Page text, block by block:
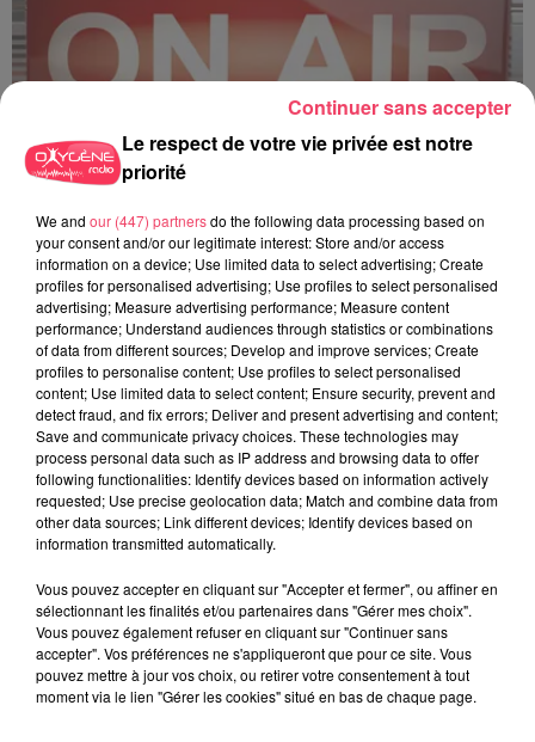
C'est plus ou c'est moins ? - 18 06 2026
Le respect de votre vie privée est notre
priorité
We and our (447) partnersdo the following data processing based on
your consent and/or our legitimate interest: Store and/or access
information on a device; Use limited data to select advertising; Create
profiles for personalised advertising; Use profiles to select personalised
advertising; Measure advertising performance; Measure content
performance; Understand audiences through statistics or combinations
of data from different sources; Develop and improve services; Create
profiles to personalise content; Use profiles to select personalised
content; Use limited data to select content; Ensure security, prevent and
detect fraud, and fix errors; Deliver and present advertising and content;
Save and communicate privacy choices. These technologies may
process personal data such as IP address and browsing data to offer
following functionalities: Identify devices based on information actively
requested; Use precise geolocation data; Match and combine data from
other data sources; Link different devices; Identify devices based on
information transmitted automatically.
Vous pouvez accepter en cliquant sur "Accepter et fermer", ou affiner en
sélectionnant les finalités et/ou partenaires dans "Gérer mes choix".
Vous pouvez également refuser en cliquant sur "Continuer sans
accepter". Vos préférences ne s'appliqueront que pour ce site. Vous
pouvez mettre à jour vos choix, ou retirer votre consentement à tout
moment via le lien "Gérer les cookies" situé en bas de chaque page.
Continuer sans accepter